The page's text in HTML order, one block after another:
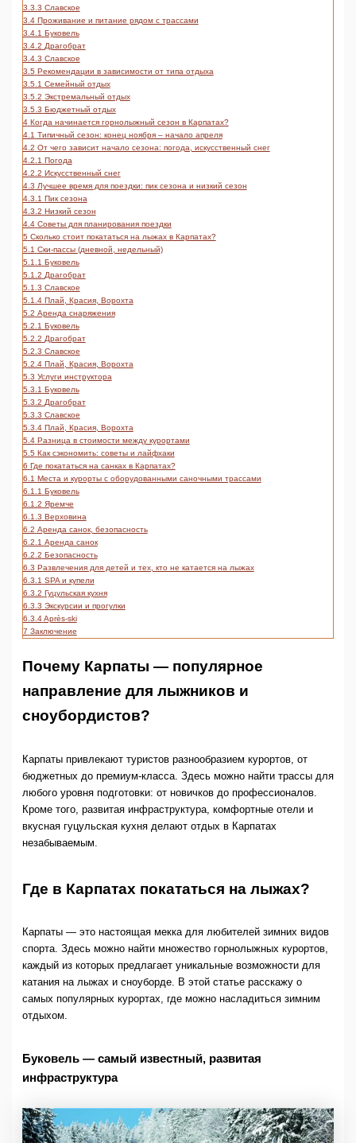
3.3.3 Славское
3.4 Проживание и питание рядом с трассами
3.4.1 Буковель
3.4.2 Драгобрат
3.4.3 Славское
3.5 Рекомендации в зависимости от типа отдыха
3.5.1 Семейный отдых
3.5.2 Экстремальный отдых
3.5.3 Бюджетный отдых
4 Когда начинается горнолыжный сезон в Карпатах?
4.1 Типичный сезон: конец ноября – начало апреля
4.2 От чего зависит начало сезона: погода, искусственный снег
4.2.1 Погода
4.2.2 Искусственный снег
4.3 Лучшее время для поездки: пик сезона и низкий сезон
4.3.1 Пик сезона
4.3.2 Низкий сезон
4.4 Советы для планирования поездки
5 Сколько стоит покататься на лыжах в Карпатах?
5.1 Ски-пассы (дневной, недельный)
5.1.1 Буковель
5.1.2 Драгобрат
5.1.3 Славское
5.1.4 Плай, Красия, Ворохта
5.2 Аренда снаряжения
5.2.1 Буковель
5.2.2 Драгобрат
5.2.3 Славское
5.2.4 Плай, Красия, Ворохта
5.3 Услуги инструктора
5.3.1 Буковель
5.3.2 Драгобрат
5.3.3 Славское
5.3.4 Плай, Красия, Ворохта
5.4 Разница в стоимости между курортами
5.5 Как сэкономить: советы и лайфхаки
6 Где покататься на санках в Карпатах?
6.1 Места и курорты с оборудованными саночными трассами
6.1.1 Буковель
6.1.2 Яремче
6.1.3 Верховина
6.2 Аренда санок, безопасность
6.2.1 Аренда санок
6.2.2 Безопасность
6.3 Развлечения для детей и тех, кто не катается на лыжах
6.3.1 SPA и купели
6.3.2 Гуцульская кухня
6.3.3 Экскурсии и прогулки
6.3.4 Après-ski
7 Заключение
Почему Карпаты — популярное
направление для лыжников и
сноубордистов?
Карпаты привлекают туристов разнообразием курортов, от
бюджетных до премиум-класса. Здесь можно найти трассы для
любого уровня подготовки: от новичков до профессионалов.
Кроме того, развитая инфраструктура, комфортные отели и
вкусная гуцульская кухня делают отдых в Карпатах
незабываемым.
Где в Карпатах покататься на лыжах?
Карпаты — это настоящая мекка для любителей зимних видов
спорта. Здесь можно найти множество горнолыжных курортов,
каждый из которых предлагает уникальные возможности для
катания на лыжах и сноуборде. В этой статье расскажу о
самых популярных курортах, где можно насладиться зимним
отдыхом.
Буковель — самый известный, развитая
инфраструктура